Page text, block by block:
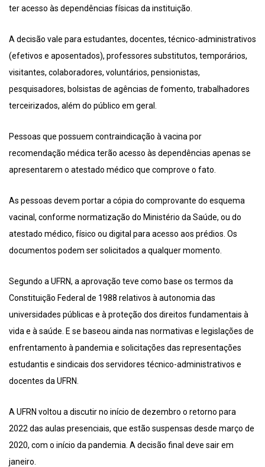
ter acesso às dependências físicas da instituição.
A decisão vale para estudantes, docentes, técnico-administrativos
(efetivos e aposentados), professores substitutos, temporários,
visitantes, colaboradores, voluntários, pensionistas,
pesquisadores, bolsistas de agências de fomento, trabalhadores
terceirizados, além do público em geral.
Pessoas que possuem contraindicação à vacina por
recomendação médica terão acesso às dependências apenas se
apresentarem o atestado médico que comprove o fato.
As pessoas devem portar a cópia do comprovante do esquema
vacinal, conforme normatização do Ministério da Saúde, ou do
atestado médico, físico ou digital para acesso aos prédios. Os
documentos podem ser solicitados a qualquer momento.
Segundo a UFRN, a aprovação teve como base os termos da
Constituição Federal de 1988 relativos à autonomia das
universidades públicas e à proteção dos direitos fundamentais à
vida e à saúde. E se baseou ainda nas normativas e legislações de
enfrentamento à pandemia e solicitações das representações
estudantis e sindicais dos servidores técnico-administrativos e
docentes da UFRN.
A UFRN voltou a discutir no início de dezembro o retorno para
2022 das aulas presenciais, que estão suspensas desde março de
2020, com o início da pandemia. A decisão final deve sair em
janeiro.